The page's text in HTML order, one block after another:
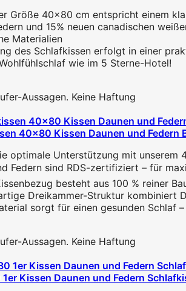
Größe 40x80 cm entspricht einem
und 15% neuen canadischen
Materialien
des Schlafkissen erfolgt in einer
wie im 5 Sterne-Hotel!
Aussagen. Keine Haftung
40x80 Kissen Daunen und Federn
optimale Unterstützung mit
Federn sind RDS-zertifiziert – für
besteht aus 100 % reiner
Dreikammer-Struktur kombiniert
sorgt für einen gesunden Schlaf
Aussagen. Keine Haftung
Kissen Daunen und Federn